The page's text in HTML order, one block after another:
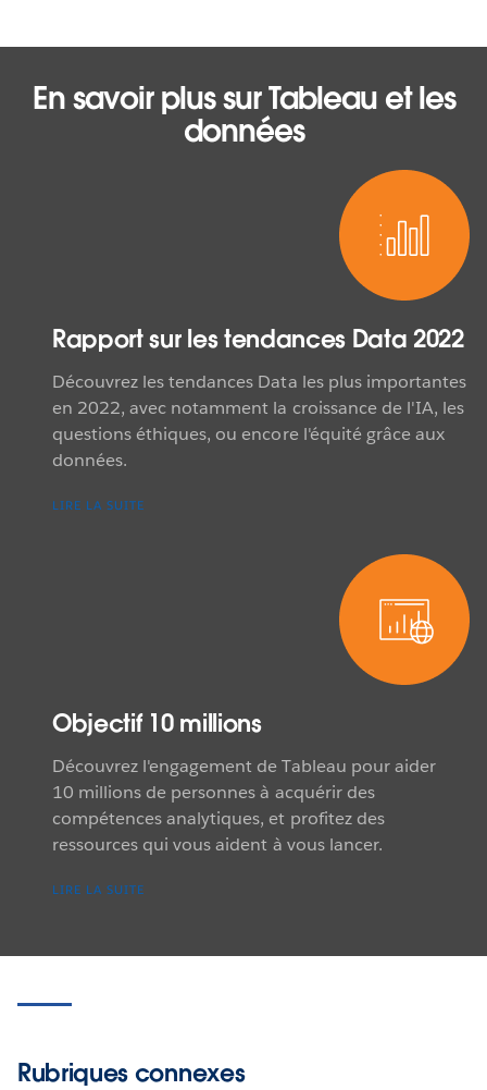
En savoir plus sur Tableau et les
données
Rapport sur les tendances Data 2022
Découvrez les tendances Data les plus importantes
en 2022, avec notamment la croissance de l'IA, les
questions éthiques, ou encore l'équité grâce aux
données.
LIRE LA SUITE
Objectif 10 millions
Découvrez l'engagement de Tableau pour aider
10 millions de personnes à acquérir des
compétences analytiques, et profitez des
ressources qui vous aident à vous lancer.
LIRE LA SUITE
Rubriques connexes